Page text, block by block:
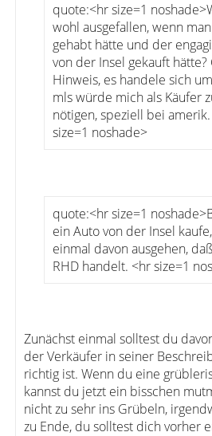
quote:<hr size=1
wohl ausgefallen, wenn
gehabt hätte und der
von der Insel gekauft
Hinweis, es handele sich
mls würde mich als Käufer
nötigen, speziell bei
size=1 noshade>
quote:<hr size=1
ein Auto von der Insel
einmal davon ausgehen,
RHD handelt. <hr size=1
Zunächst einmal solltest du
der Verkäufer in seiner
richtig ist. Wenn du eine
kannst du jetzt ein bisschen
nicht zu sehr ins Grübeln,
zu Ende, du solltest dich vorher